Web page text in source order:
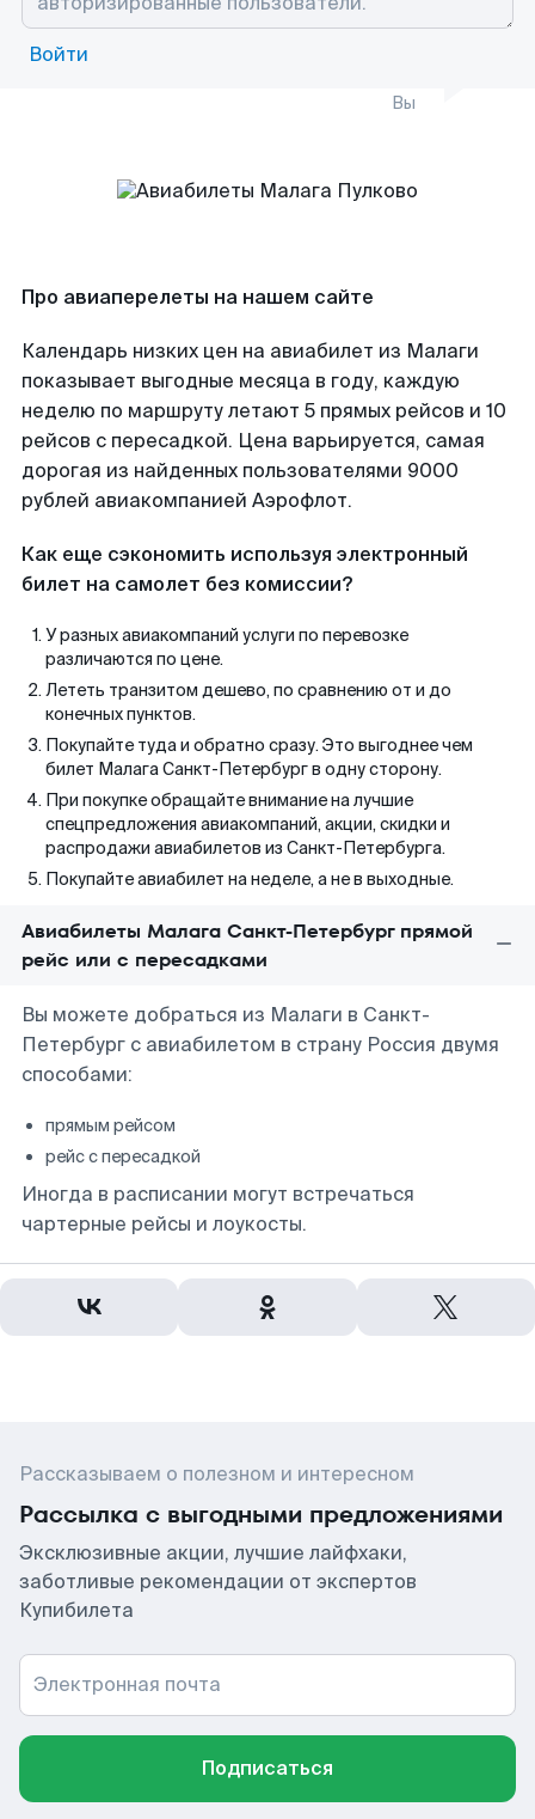
Войти
Вы
Про авиаперелеты на нашем сайте
Календарь низких цен на авиабилет из Малаги
показывает выгодные месяца в году, каждую
неделю по маршруту летают 5 прямых рейсов и 10
рейсов с пересадкой. Цена варьируется, самая
дорогая из найденных пользователями 9000
рублей авиакомпанией Аэрофлот.
Как еще сэкономить используя электронный
билет на самолет без комиссии?
У разных авиакомпаний услуги по перевозке
различаются по цене.
Лететь транзитом дешево, по сравнению от и до
конечных пунктов.
Покупайте туда и обратно сразу. Это выгоднее чем
билет Малага Санкт-Петербург в одну сторону.
При покупке обращайте внимание на лучшие
спецпредложения авиакомпаний, акции, скидки и
распродажи авиабилетов из Санкт-Петербурга.
Покупайте авиабилет на неделе, а не в выходные.
Авиабилеты Малага Санкт-Петербург прямой
рейс или с пересадками
Вы можете добраться из Малаги в Санкт-
Петербург с авиабилетом в страну Россия двумя
способами:
прямым рейсом
рейс с пересадкой
Иногда в расписании могут встречаться
чартерные рейсы и лоукосты.
Рассказываем о полезном и интересном
Рассылка с выгодными предложениями
Эксклюзивные акции, лучшие лайфхаки,
заботливые рекомендации от экспертов
Купибилета
Электронная почта
Подписаться